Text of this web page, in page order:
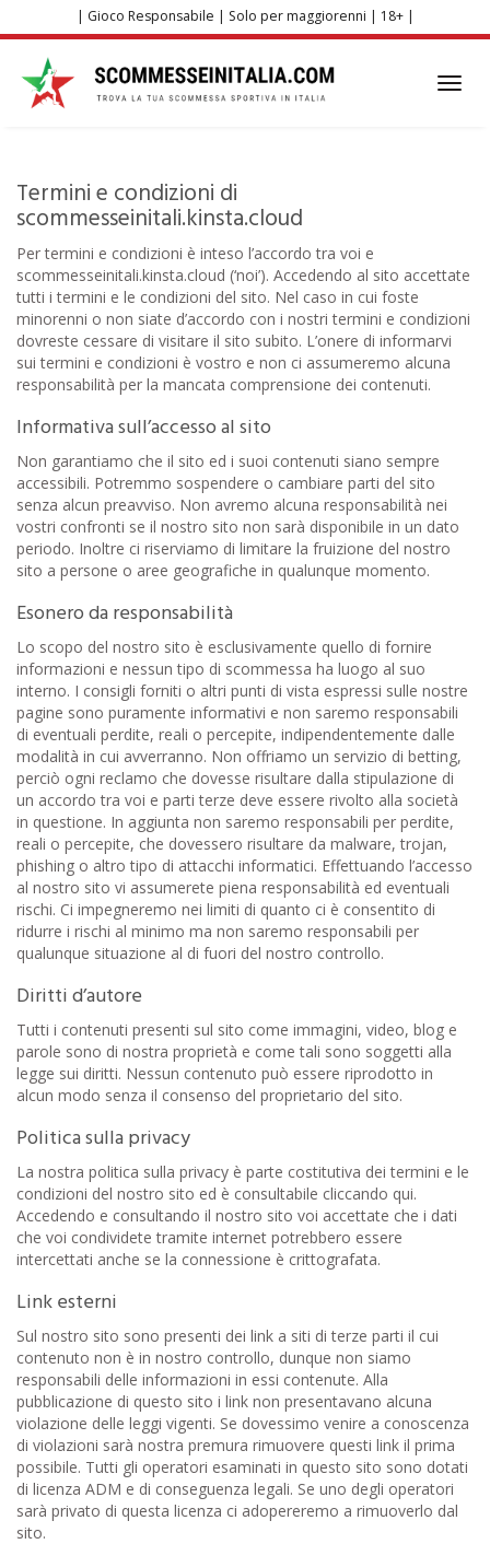
to
content
| Gioco Responsabile | Solo per maggiorenni | 18+ |
Termini e condizioni di
scommesseinitali.kinsta.cloud
Per termini e condizioni è inteso l’accordo tra voi e
scommesseinitali.kinsta.cloud (‘noi’). Accedendo al sito accettate
tutti i termini e le condizioni del sito. Nel caso in cui foste
minorenni o non siate d’accordo con i nostri termini e condizioni
dovreste cessare di visitare il sito subito. L’onere di informarvi
sui termini e condizioni è vostro e non ci assumeremo alcuna
responsabilità per la mancata comprensione dei contenuti.
Informativa sull’accesso al sito
Non garantiamo che il sito ed i suoi contenuti siano sempre
accessibili. Potremmo sospendere o cambiare parti del sito
senza alcun preavviso. Non avremo alcuna responsabilità nei
vostri confronti se il nostro sito non sarà disponibile in un dato
periodo. Inoltre ci riserviamo di limitare la fruizione del nostro
sito a persone o aree geografiche in qualunque momento.
Esonero da responsabilità
Lo scopo del nostro sito è esclusivamente quello di fornire
informazioni e nessun tipo di scommessa ha luogo al suo
interno. I consigli forniti o altri punti di vista espressi sulle nostre
pagine sono puramente informativi e non saremo responsabili
di eventuali perdite, reali o percepite, indipendentemente dalle
modalità in cui avverranno. Non offriamo un servizio di betting,
perciò ogni reclamo che dovesse risultare dalla stipulazione di
un accordo tra voi e parti terze deve essere rivolto alla società
in questione. In aggiunta non saremo responsabili per perdite,
reali o percepite, che dovessero risultare da malware, trojan,
phishing o altro tipo di attacchi informatici. Effettuando l’accesso
al nostro sito vi assumerete piena responsabilità ed eventuali
rischi. Ci impegneremo nei limiti di quanto ci è consentito di
ridurre i rischi al minimo ma non saremo responsabili per
qualunque situazione al di fuori del nostro controllo.
Diritti d’autore
Tutti i contenuti presenti sul sito come immagini, video, blog e
parole sono di nostra proprietà e come tali sono soggetti alla
legge sui diritti. Nessun contenuto può essere riprodotto in
alcun modo senza il consenso del proprietario del sito.
Politica sulla privacy
La nostra politica sulla privacy è parte costitutiva dei termini e le
condizioni del nostro sito ed è consultabile cliccando qui.
Accedendo e consultando il nostro sito voi accettate che i dati
che voi condividete tramite internet potrebbero essere
intercettati anche se la connessione è crittografata.
Link esterni
Sul nostro sito sono presenti dei link a siti di terze parti il cui
contenuto non è in nostro controllo, dunque non siamo
responsabili delle informazioni in essi contenute. Alla
pubblicazione di questo sito i link non presentavano alcuna
violazione delle leggi vigenti. Se dovessimo venire a conoscenza
di violazioni sarà nostra premura rimuovere questi link il prima
possibile. Tutti gli operatori esaminati in questo sito sono dotati
di licenza ADM e di conseguenza legali. Se uno degli operatori
sarà privato di questa licenza ci adopereremo a rimuoverlo dal
sito.